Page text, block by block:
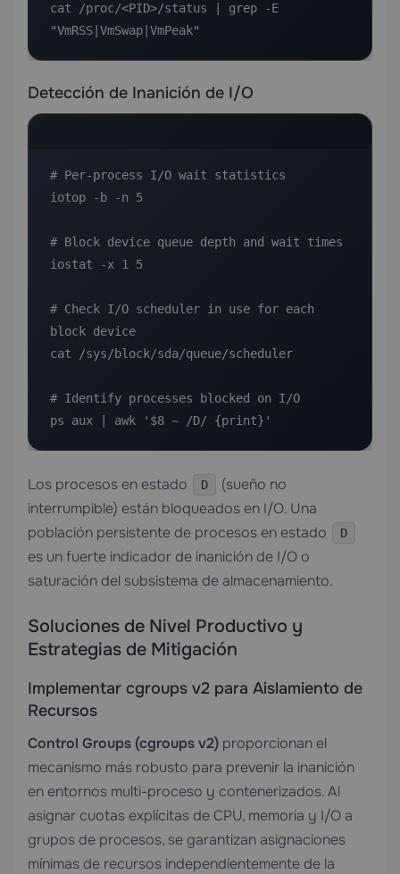
cat /proc/<PID>/status | grep -E
"VmRSS|VmSwap|VmPeak"
Detección de Inanición de I/O
# Per-process I/O wait statistics
iotop -b -n 5
# Block device queue depth and wait times
iostat -x 1 5
# Check I/O scheduler in use for each
block device
cat /sys/block/sda/queue/scheduler
# Identify processes blocked on I/O
ps aux | awk '$8 ~ /D/ {print}'
Los procesos en estado D
(sueño no
interrumpible) están bloqueados en I/O. Una
población persistente de procesos en estado
D
es un fuerte indicador de inanición de I/O o
saturación del subsistema de almacenamiento.
Soluciones de Nivel Productivo y
Estrategias de Mitigación
Implementar cgroups v2 para Aislamiento de
Recursos
Control Groups (cgroups v2) proporcionan el
mecanismo más robusto para prevenir la inanición
en entornos multi-proceso y contenerizados. Al
asignar cuotas explícitas de CPU, memoria y I/O a
grupos de procesos, se garantizan asignaciones
mínimas de recursos independientemente de la